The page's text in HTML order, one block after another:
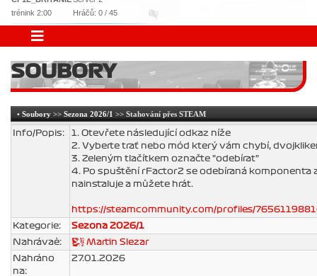
trénink 2:00
Hráčů: 0 / 45
SOUBORY
• Soubory >> Sezona 2026/1 >> Stahování přes STEAM
Info/Popis:
1. Otevřete následující odkaz níže
2. Vyberte trať nebo mód který vám chybí,
3. Zeleným tlačítkem označte "odebírat"
4. Po spuštění rFactor2 se odebíraná komponenta
nainstaluje a můžete hrát.
https://steamcommunity.com/profiles/
Kategorie:
Sezona 2026/1
Nahrávaè:
Martin Slezar
Nahráno
na:
27.01.2026